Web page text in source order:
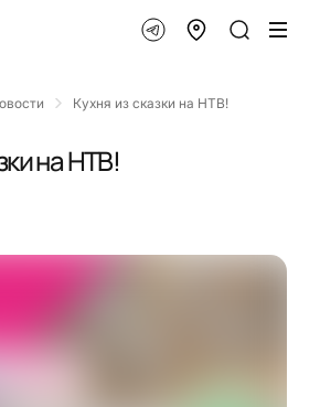
Кухня из сказки на НТВ!
на НТВ!